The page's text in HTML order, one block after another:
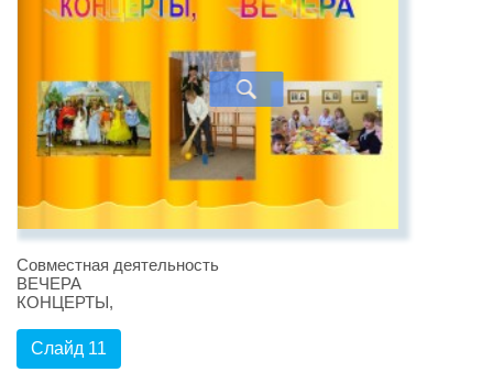
Совместная деятельность
ВЕЧЕРА
КОНЦЕРТЫ,
Слайд 11